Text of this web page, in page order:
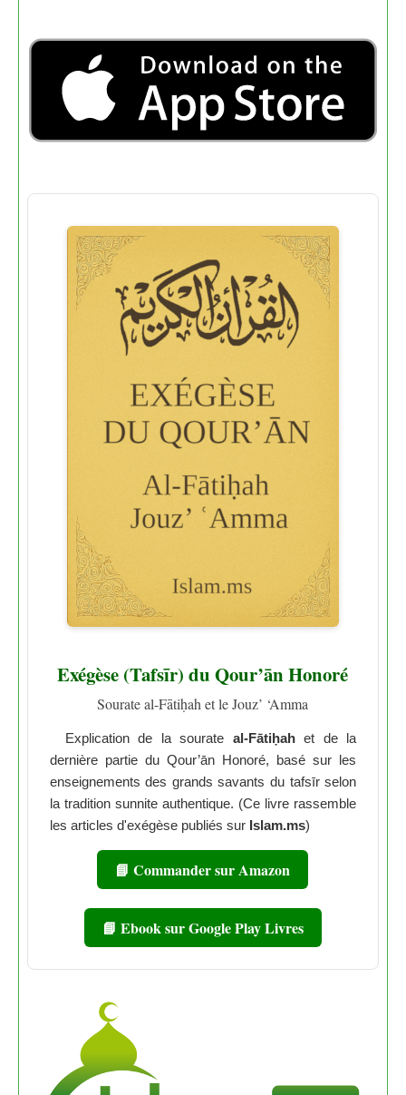
Exégèse (Tafsīr) du Qour’ān Honoré
Sourate al-Fātiḥah et le Jouz’ ‘Amma
Explication de la sourate al-Fātiḥahet de la
dernière partie du Qour’ān Honoré, basé sur les
enseignements des grands savants du tafsīr selon
la tradition sunnite authentique. (Ce livre rassemble
les articles d'exégèse publiés sur Islam.ms)
📘 Commander sur Amazon
📘 Ebook sur Google Play Livres